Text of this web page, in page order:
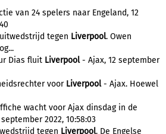
van 24 spelers naar Engeland, 12
tegen Liverpool. Owen
Dias fluit Liverpool- Ajax, 12 september
voor Liverpool- Ajax. Hoewel
wacht voor Ajax dinsdag in de
2022, 10:58:03
tegen Liverpool. De Engelse